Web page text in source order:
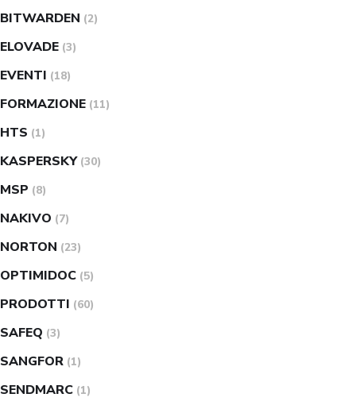
BITWARDEN (2)
ELOVADE (3)
EVENTI (18)
FORMAZIONE (11)
HTS (1)
KASPERSKY (30)
MSP (8)
NAKIVO (7)
NORTON (23)
OPTIMIDOC (5)
PRODOTTI (60)
SAFEQ (3)
SANGFOR (1)
SENDMARC (1)